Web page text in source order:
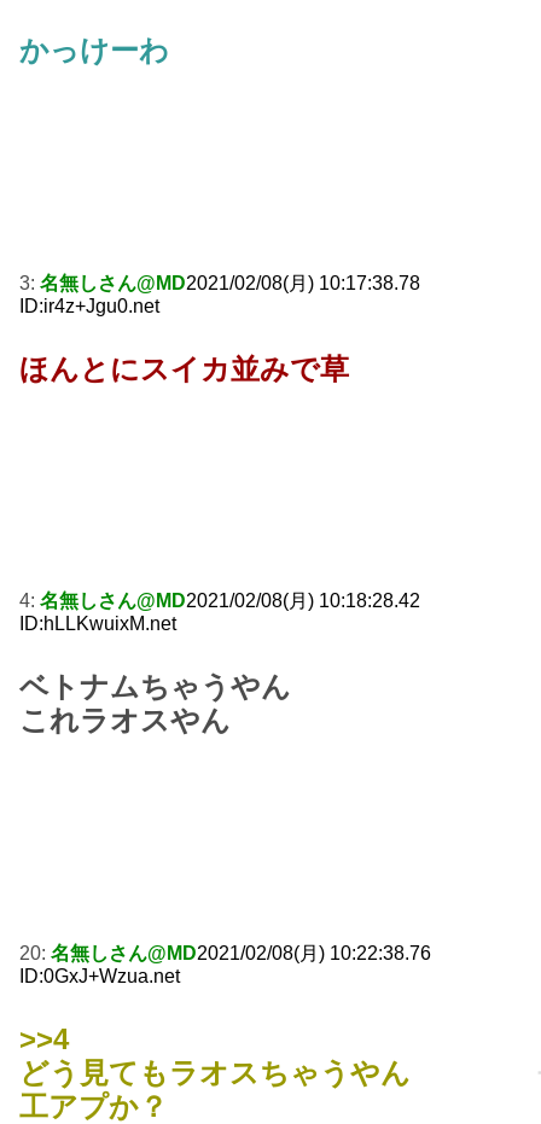
かっけーわ
3: 名無しさん@MD2021/02/08(月) 10:17:38.78
ID:ir4z+Jgu0.net
ほんとにスイカ並みで草
4: 名無しさん@MD2021/02/08(月) 10:18:28.42
ID:hLLKwuixM.net
ベトナムちゃうやん
これラオスやん
20: 名無しさん@MD2021/02/08(月) 10:22:38.76
ID:0GxJ+Wzua.net
>>4
どう見てもラオスちゃうやん
工アプか？